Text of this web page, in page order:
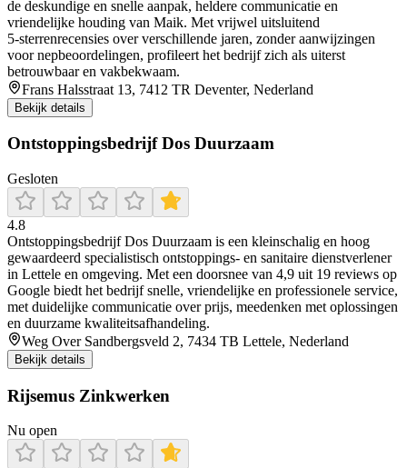
de deskundige en snelle aanpak, heldere communicatie en
vriendelijke houding van Maik. Met vrijwel uitsluitend
5‑sterrenrecensies over verschillende jaren, zonder aanwijzingen
voor nepbeoordelingen, profileert het bedrijf zich als uiterst
betrouwbaar en vakbekwaam.
Frans Halsstraat 13, 7412 TR Deventer, Nederland
Bekijk details
Ontstoppingsbedrijf Dos Duurzaam
Gesloten
4.8
Ontstoppingsbedrijf Dos Duurzaam is een kleinschalig en hoog
gewaardeerd specialistisch ontstoppings- en sanitaire dienstverlener
in Lettele en omgeving. Met een doorsnee van 4,9 uit 19 reviews op
Google biedt het bedrijf snelle, vriendelijke en professionele service,
met duidelijke communicatie over prijs, meedenken met oplossingen
en duurzame kwaliteitsafhandeling.
Weg Over Sandbergsveld 2, 7434 TB Lettele, Nederland
Bekijk details
Rijsemus Zinkwerken
Nu open